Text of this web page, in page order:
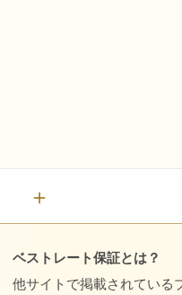
ベストレート保証とは？
他サイトで掲載されている